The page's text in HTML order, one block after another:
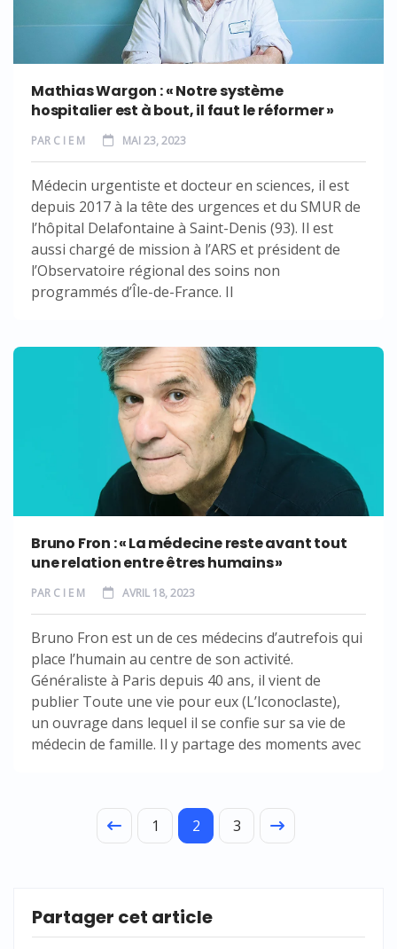
Mathias Wargon : « Notre système
hospitalier est à bout, il faut le réformer »
PAR C I E M MAI 23, 2023
Médecin urgentiste et docteur en sciences, il est
depuis 2017 à la tête des urgences et du SMUR de
l’hôpital Delafontaine à Saint-Denis (93). Il est
aussi chargé de mission à l’ARS et président de
l’Observatoire régional des soins non
programmés d’Île-de-France. Il
Bruno Fron : « La médecine reste avant tout
une relation entre êtres humains »
PAR C I E M AVRIL 18, 2023
Bruno Fron est un de ces médecins d’autrefois qui
place l’humain au centre de son activité.
Généraliste à Paris depuis 40 ans, il vient de
publier Toute une vie pour eux (L’Iconoclaste),
un ouvrage dans lequel il se confie sur sa vie de
médecin de famille. Il y partage des moments avec
1 2 3
Partager cet article